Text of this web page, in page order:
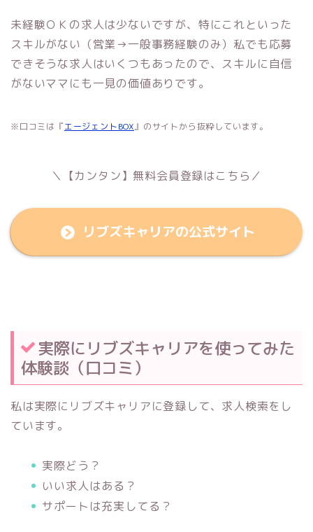
未経験ＯＫの求人は少ないですが、特にこれといった
スキルがない（営業→一般事務経験のみ）私でも応募
できそうな求人はいくつもあったので、スキルに自信
がないママにも一見の価値ありです。
※口コミは『エージェントBOX』のサイトから抜粋しています。
＼【カンタン】無料会員登録はこちら／
リブズキャリアの公式サイト
実際にリブズキャリアを使ってみた
体験談（口コミ）
私は実際にリブズキャリアに登録して、求人検索をし
ています。
実際どう？
いい求人はある？
サポートは充実してる？